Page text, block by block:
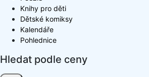
Knihy pro děti
Dětské komiksy
Kalendáře
Pohlednice
Hledat podle ceny